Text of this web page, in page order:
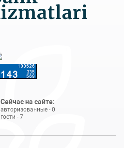
Сейчас на сайте:
авторизованные - 0
гости - 7